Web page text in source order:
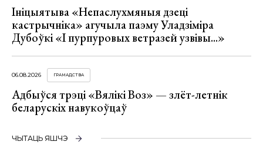
Ініцыятыва «Непаслухмяныя дзеці
кастрычніка» агучыла паэму Уладзіміра
Дубоўкі «І пурпуровых ветразей узвівы...»
06.08.2026 ГРАМАДСТВА
Адбыўся трэці «Вялікі Воз» — злёт-летнік
беларускіх навукоўцаў
ЧЫТАЦЬ ЯШЧЭ